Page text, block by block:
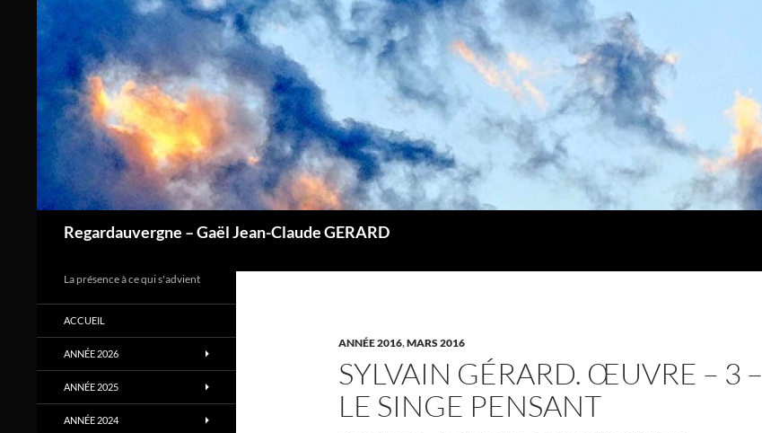
Regardauvergne – Gaël Jean-Claude GERARD
ANNÉE 2016,MARS 2016
SYLVAIN GÉRARD. ŒUVRE – 3 –
LE SINGE PENSANT
La présence à ce qui s'advient
ACCUEIL
ANNÉE 2026
ANNÉE 2025
ANNÉE 2024